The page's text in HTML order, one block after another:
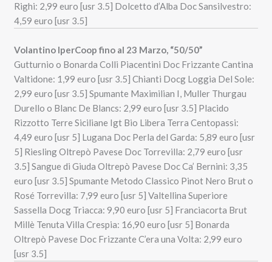
Righi: 2,99 euro [usr 3.5] Dolcetto d’Alba Doc Sansilvestro:
4,59 euro [usr 3.5]
Volantino IperCoop fino al 23 Marzo, “50/50”
Gutturnio o Bonarda Colli Piacentini Doc Frizzante Cantina
Valtidone: 1,99 euro [usr 3.5] Chianti Docg Loggia Del Sole:
2,99 euro [usr 3.5] Spumante Maximilian I, Muller Thurgau
Durello o Blanc De Blancs: 2,99 euro [usr 3.5] Placido
Rizzotto Terre Siciliane Igt Bio Libera Terra Centopassi:
4,49 euro [usr 5] Lugana Doc Perla del Garda: 5,89 euro [usr
5] Riesling Oltrepò Pavese Doc Torrevilla: 2,79 euro [usr
3.5] Sangue di Giuda Oltrepò Pavese Doc Ca’ Bernini: 3,35
euro [usr 3.5] Spumante Metodo Classico Pinot Nero Brut o
Rosé Torrevilla: 7,99 euro [usr 5] Valtellina Superiore
Sassella Docg Triacca: 9,90 euro [usr 5] Franciacorta Brut
Millè Tenuta Villa Crespia: 16,90 euro [usr 5] Bonarda
Oltrepò Pavese Doc Frizzante C’era una Volta: 2,99 euro
[usr 3.5]